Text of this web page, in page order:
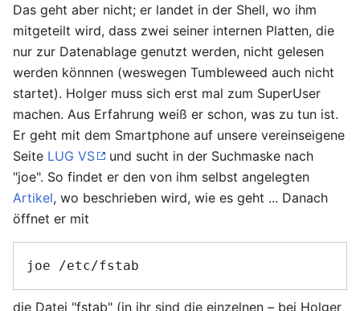
Das geht aber nicht; er landet in der Shell, wo ihm
mitgeteilt wird, dass zwei seiner internen Platten, die
nur zur Datenablage genutzt werden, nicht gelesen
werden könnnen (weswegen Tumbleweed auch nicht
startet). Holger muss sich erst mal zum SuperUser
machen. Aus Erfahrung weiß er schon, was zu tun ist.
Er geht mit dem Smartphone auf unsere vereinseigene
Seite LUG VS
und sucht in der Suchmaske nach
"joe". So findet er den von ihm selbst angelegten
Artikel, wo beschrieben wird, wie es geht ... Danach
öffnet er mit
die Datei "fstab" (in ihr sind die einzelnen – bei Holger